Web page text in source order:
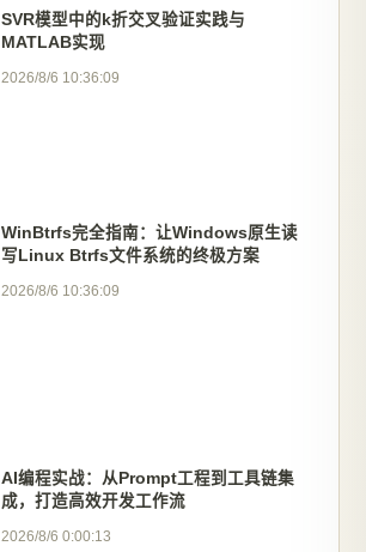
SVR模型中的k折交叉验证实践与
MATLAB实现
2026/8/6 10:36:09
WinBtrfs完全指南：让Windows原生读
写Linux Btrfs文件系统的终极方案
2026/8/6 10:36:09
AI编程实战：从Prompt工程到工具链集
成，打造高效开发工作流
2026/8/6 0:00:13